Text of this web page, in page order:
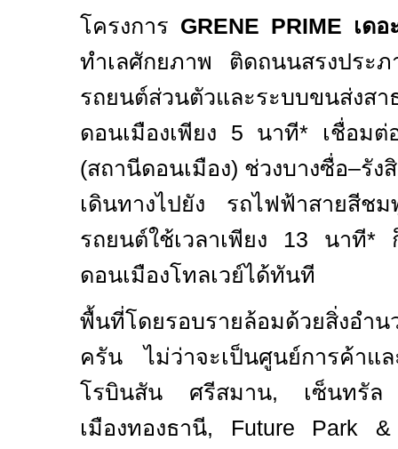
โครงการ GRENE PRIME เด
ทำเลศักยภาพ ติดถนนสรงประภ
รถยนต์ส่วนตัวและระบบขนส่ง
ดอนเมืองเพียง 5 นาที* เชื่อมต่
(สถานีดอนเมือง) ช่วงบางซื่อ–รัง
เดินทางไปยัง รถไฟฟ้าสายสี
รถยนต์ใช้เวลาเพียง 13 นาที*
ดอนเมืองโทลเวย์ได้ทันที
พื้นที่โดยรอบรายล้อมด้วยสิ่งอำ
ครัน ไม่ว่าจะเป็นศูนย์การค้าแ
โรบินสัน ศรีสมาน, เซ็นทรั
เมืองทองธานี, Future Park